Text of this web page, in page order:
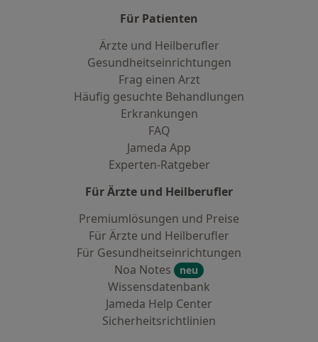
Für Patienten
Ärzte und Heilberufler
Gesundheitseinrichtungen
Frag einen Arzt
Häufig gesuchte Behandlungen
Erkrankungen
FAQ
Jameda App
Experten-Ratgeber
Für Ärzte und Heilberufler
Premiumlösungen und Preise
Für Ärzte und Heilberufler
Für Gesundheitseinrichtungen
Noa Notes
neu
Wissensdatenbank
Jameda Help Center
Sicherheitsrichtlinien